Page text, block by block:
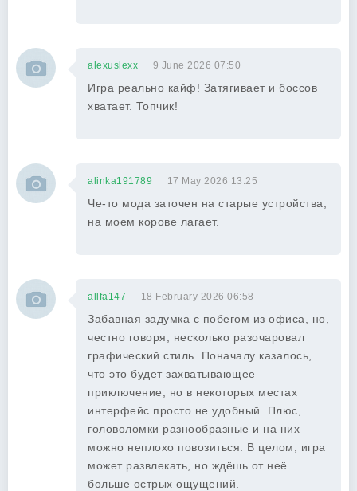
alexuslexx 9 June 2026 07:50
Игра реально кайф! Затягивает и боссов
хватает. Топчик!
alinka191789 17 May 2026 13:25
Че-то мода заточен на старые устройства,
на моем корове лагает.
allfa147 18 February 2026 06:58
Забавная задумка с побегом из офиса, но,
честно говоря, несколько разочаровал
графический стиль. Поначалу казалось,
что это будет захватывающее
приключение, но в некоторых местах
интерфейс просто не удобный. Плюс,
головоломки разнообразные и на них
можно неплохо повозиться. В целом, игра
может развлекать, но ждёшь от неё
больше острых ощущений.